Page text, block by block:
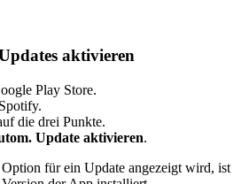
aktivieren
Play Store.
die drei Punkte.
Update aktivieren.
für ein Update angezeigt wird, ist